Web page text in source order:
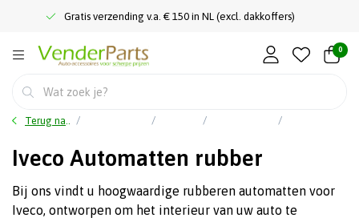
Gratis verzending v.a. € 150 in NL (excl. dakkoffers)
0
Terug naar home
Iveco Automatten rubber
Bij ons vindt u hoogwaardige rubberen automatten voor
Iveco, ontworpen om het interieur van uw auto te